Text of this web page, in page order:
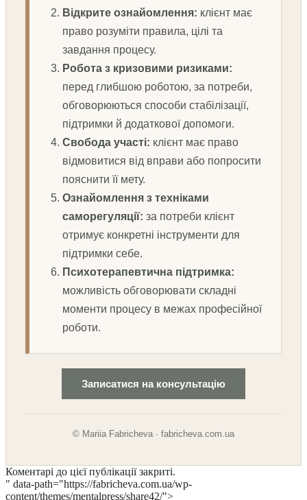
Відкрите ознайомлення: клієнт має
право розуміти правила, цілі та
завдання процесу.
Робота з кризовими ризиками:
перед глибшою роботою, за потреби,
обговорюються способи стабілізації,
підтримки й додаткової допомоги.
Свобода участі: клієнт має право
відмовитися від вправи або попросити
пояснити її мету.
Ознайомлення з техніками
саморегуляції: за потреби клієнт
отримує конкретні інструменти для
підтримки себе.
Психотерапевтична підтримка:
можливість обговорювати складні
моменти процесу в межах професійної
роботи.
Записатися на консультацію
© Mariia Fabricheva · fabricheva.com.ua
Коментарі до цієї публікації закриті.
" data-path="https://fabricheva.com.ua/wp-
content/themes/mentalpress/share42/">